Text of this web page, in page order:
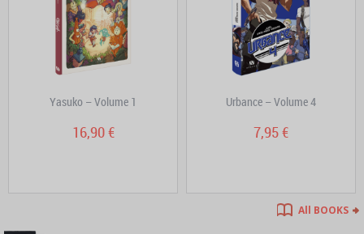
Yasuko – Volume 1
16,90 €
Urbance – Volume 4
7,95 €
All BOOKS